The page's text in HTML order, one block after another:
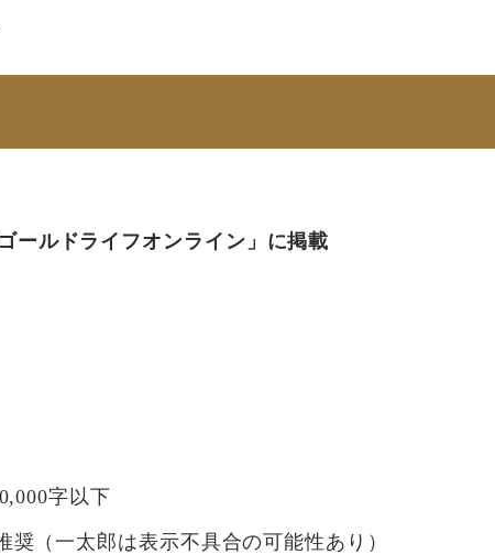
ールドライフオンライン」に掲載
字以下
奨（一太郎は表示不具合の可能性あり）